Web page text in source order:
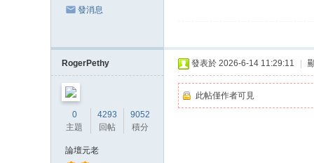
發消息
RogerPethy
0
主題
4293
回帖
9052
積分
論壇元老
發表於 2026-6-14 11:29:11
此帖僅作者可見